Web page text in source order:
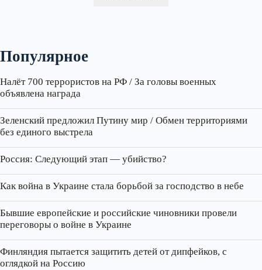
Популярное
Налёт 700 террористов на РФ / За головы военных
объявлена награда
Зеленский предложил Путину мир / Обмен территориями
без единого выстрела
Россия: Следующий этап — убийство?
Как война в Украине стала борьбой за господство в небе
Бывшие европейские и российские чиновники провели
переговоры о войне в Украине
Финляндия пытается защитить детей от дипфейков, с
оглядкой на Россию